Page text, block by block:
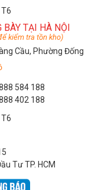
BÀY TẠI HÀ NỘI
kiểm tra tồn kho)
Cầu, Phường Đống
584 188
402 188
Tư TP. HCM